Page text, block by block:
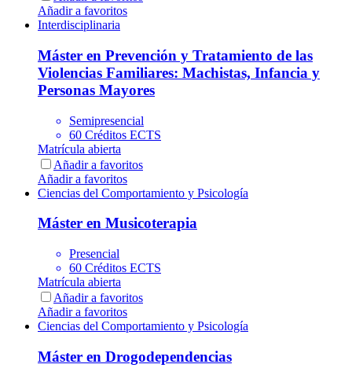
Añadir a favoritos
Interdisciplinaria
Máster en Prevención y Tratamiento de las
Violencias Familiares: Machistas, Infancia y
Personas Mayores
Semipresencial
60 Créditos ECTS
Matrícula abierta
Añadir a favoritos
Añadir a favoritos
Ciencias del Comportamiento y Psicología
Máster en Musicoterapia
Presencial
60 Créditos ECTS
Matrícula abierta
Añadir a favoritos
Añadir a favoritos
Ciencias del Comportamiento y Psicología
Máster en Drogodependencias